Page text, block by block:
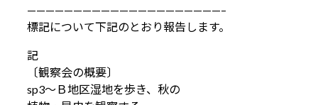
—————————————————————–
標記について下記のとおり報告します。
記
〔観察会の概要〕
sp3～Ｂ地区湿地を歩き、秋の